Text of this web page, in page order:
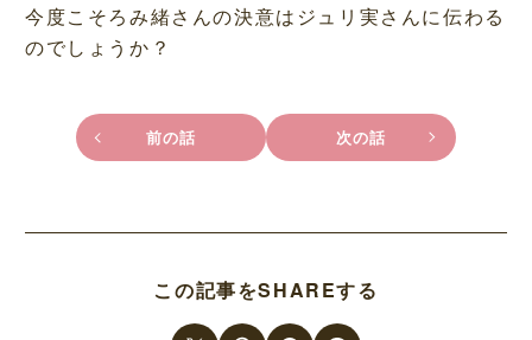
今度こそろみ緒さんの決意はジュリ実さんに伝わる
のでしょうか？
前の話 次の話
この記事をSHAREする